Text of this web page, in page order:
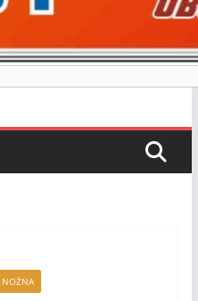
NOŻNA